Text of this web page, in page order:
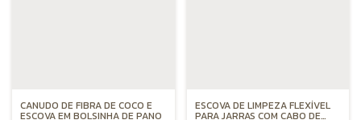
CANUDO DE FIBRA DE COCO E
ESCOVA EM BOLSINHA DE PANO
ESCOVA DE LIMPEZA FLEXÍVEL
PARA JARRAS COM CABO DE